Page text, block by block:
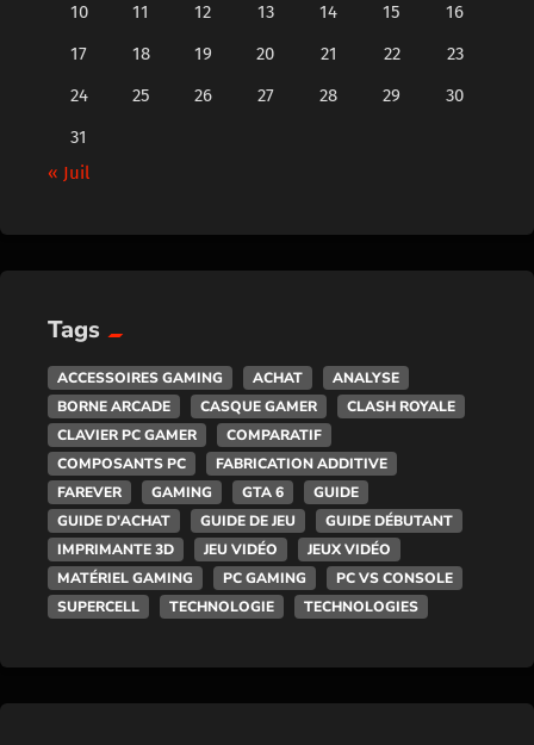
10
11 12 13 14 15
16
17
18 19 20 21 22
23
24
25 26 27 28 29
30
31
« Juil
Tags
ACCESSOIRES GAMING ACHAT
ANALYSE
BORNE ARCADE
CASQUE GAMER
CLASH ROYALE
CLAVIER PC GAMER
COMPARATIF
COMPOSANTS PC
FABRICATION ADDITIVE
FAREVER
GAMING GTA 6
GUIDE
GUIDE D'ACHAT
GUIDE DE JEU
GUIDE DÉBUTANT
IMPRIMANTE 3D
JEU VIDÉO
JEUX VIDÉO
MATÉRIEL GAMING
PC GAMING
PC VS CONSOLE
SUPERCELL
TECHNOLOGIE TECHNOLOGIES